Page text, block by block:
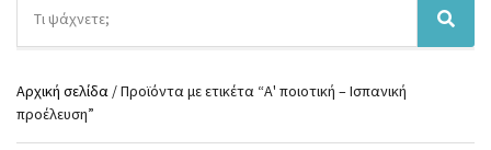
ν
μ
α
κ
α
ή
τ
Α
ν
τ
Αρχική σελίδα / Προϊόντα με ετικέτα “Α' ποιοτική – Ισπανική
προέλευση”